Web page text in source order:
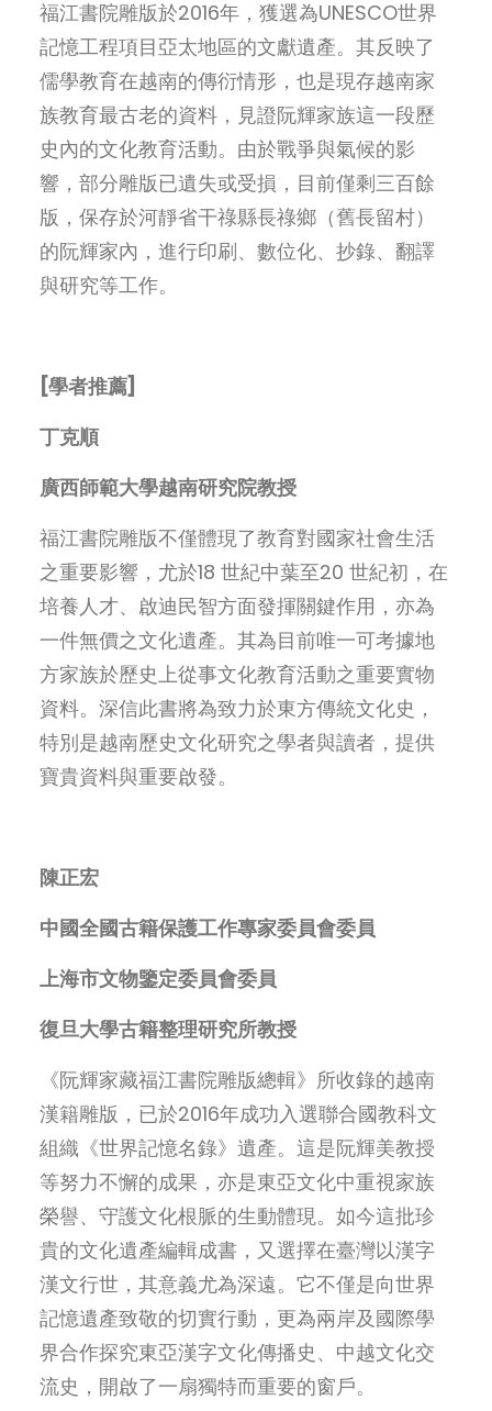
福江書院雕版於2016年，獲選為UNESCO世界
記憶工程項目亞太地區的文獻遺產。其反映了
儒學教育在越南的傳衍情形，也是現存越南家
族教育最古老的資料，見證阮輝家族這一段歷
史內的文化教育活動。由於戰爭與氣候的影
響，部分雕版已遺失或受損，目前僅剩三百餘
版，保存於河靜省干祿縣長祿鄉（舊長留村）
的阮輝家內，進行印刷、數位化、抄錄、翻譯
與研究等工作。
[學者推薦]
丁克順
廣西師範大學越南研究院教授
福江書院雕版不僅體現了教育對國家社會生活
之重要影響，尤於18 世紀中葉至20 世紀初，在
培養人才、啟迪民智方面發揮關鍵作用，亦為
一件無價之文化遺產。其為目前唯一可考據地
方家族於歷史上從事文化教育活動之重要實物
資料。深信此書將為致力於東方傳統文化史，
特別是越南歷史文化研究之學者與讀者，提供
寶貴資料與重要啟發。
陳正宏
中國全國古籍保護工作專家委員會委員
上海市文物鑒定委員會委員
復旦大學古籍整理研究所教授
《阮輝家藏福江書院雕版總輯》所收錄的越南
漢籍雕版，已於2016年成功入選聯合國教科文
組織《世界記憶名錄》遺產。這是阮輝美教授
等努力不懈的成果，亦是東亞文化中重視家族
榮譽、守護文化根脈的生動體現。如今這批珍
貴的文化遺產編輯成書，又選擇在臺灣以漢字
漢文行世，其意義尤為深遠。它不僅是向世界
記憶遺產致敬的切實行動，更為兩岸及國際學
界合作探究東亞漢字文化傳播史、中越文化交
流史，開啟了一扇獨特而重要的窗戶。